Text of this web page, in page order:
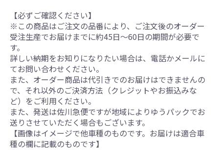
【必ずご確認ください】
※この商品はご注文の品番により、ご注文後のオーダー
受注生産でお届けまでに約45日～60日の期間が必要で
す。
詳しい納期をお知りになりたい場合は、電話かメールに
てお問い合わせください。
また、オーダー商品は代引きでのお届けはできませんの
で、それ以外のご決済方法（クレジットやお振込みな
ど）をご利用ください。
また、発送は佐川急便ですが地域によりゆうパックでお
送りさせていただく場合もございます。
【画像はイメージで他車種のものです。お届けは適合車
種の欄に記載のものです】